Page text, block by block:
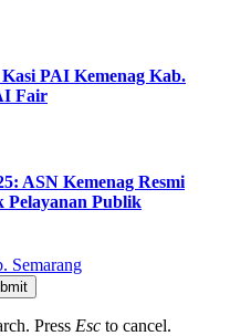
PAI Kemenag Kab.
Fair
ASN Kemenag Resmi
Pelayanan Publik
Semarang
Press Esc to cancel.